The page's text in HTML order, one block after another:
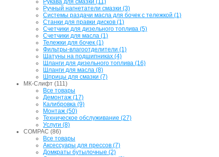
Рукава для смазки (11)
Ручный нагнетатели смазки (3)
Системы раздачи масла для бочек с тележкой (1)
Станки для правки дисков (1)
Счетчики для дизельного топлива (5)
Счетчики для масла (1)
Тележки для бочек (1)
Фильтры-влагоотделители (1)
Шатуны на подшипниках (4)
Шланги для дизельного топлива (16)
Шланги для масла (8)
Шприцы для смазки (7)
МК-Слифт (111)
Все товары
Демонтаж (17)
Калибровка (9)
Монтаж (50)
Техническое обслуживание (27)
Услуги (8)
COMPAC (86)
Все товары
Аксессуары для прессов (7)
Домкраты бутылочные (2)